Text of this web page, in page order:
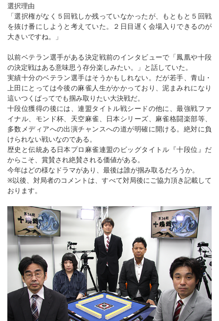
選択理由
「選択権がなく５回戦しか残っていなかったが、もともと５回戦
を抜け番にしようと考えていた。２日目遅く会場入りできるのが
大きいですね。」
以前ベテラン選手がある決定戦前のインタビューで「鳳凰や十段
の決定戦はある意味思う存分楽しみたい。」と話していた。
実績十分のベテラン選手はそうかもしれない。だが若手、青山・
上田にとっては今後の麻雀人生がかかっており、泥まみれになり
這いつくばってでも掴み取りたい大決戦だ。
十段位獲得の後には、連盟タイトル戦シードの他に、最強戦ファ
イナル、モンド杯、天空麻雀、日本シリーズ、麻雀格闘楽部等、
多数メディアへの出演チャンスへの道が明確に開ける。絶対に負
けられない戦いなのである。
歴史と伝統ある日本プロ麻雀連盟のビッグタイトル『十段位』だ
からこそ、賞賛され絶賛される価値がある。
今年はどの様なドラマがあり、最後は誰が掴み取るだろうか。
※以後、対局者のコメントは、すべて対局後にご協力頂き記載して
おります。